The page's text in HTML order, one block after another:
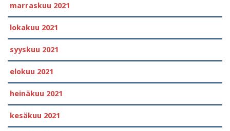
marraskuu 2021
lokakuu 2021
syyskuu 2021
elokuu 2021
heinäkuu 2021
kesäkuu 2021